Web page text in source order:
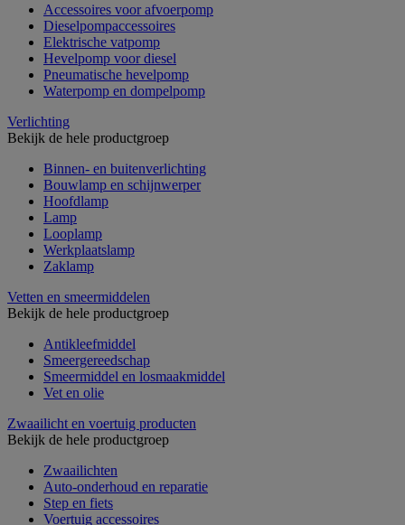
Accessoires voor afvoerpomp
Dieselpompaccessoires
Elektrische vatpomp
Hevelpomp voor diesel
Pneumatische hevelpomp
Waterpomp en dompelpomp
Verlichting
Bekijk de hele productgroep
Binnen- en buitenverlichting
Bouwlamp en schijnwerper
Hoofdlamp
Lamp
Looplamp
Werkplaatslamp
Zaklamp
Vetten en smeermiddelen
Bekijk de hele productgroep
Antikleefmiddel
Smeergereedschap
Smeermiddel en losmaakmiddel
Vet en olie
Zwaailicht en voertuig producten
Bekijk de hele productgroep
Zwaailichten
Auto-onderhoud en reparatie
Step en fiets
Voertuig accessoires